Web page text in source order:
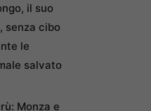
il suo
senza cibo
le
salvato
Monza e